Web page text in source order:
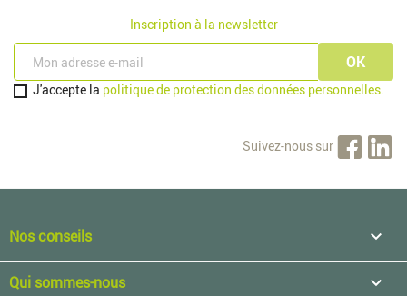
Inscription à la newsletter
J'accepte la politique de protection des données personnelles.
Suivez-nous sur
Nos conseils 
Qui sommes-nous 